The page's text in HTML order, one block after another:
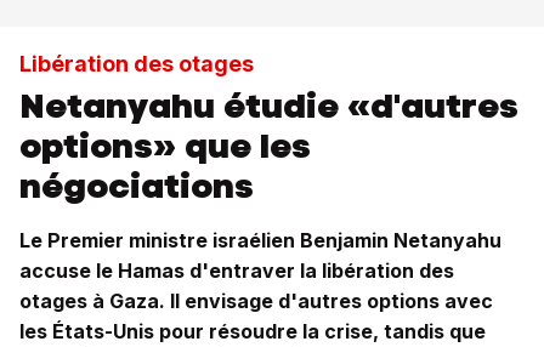
Libération des otages
Netanyahu étudie «d'autres
options» que les
négociations
Le Premier ministre israélien Benjamin Netanyahu
accuse le Hamas d'entraver la libération des
otages à Gaza. Il envisage d'autres options avec
les États-Unis pour résoudre la crise, tandis que